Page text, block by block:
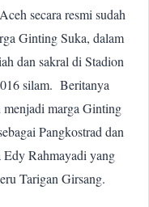
secara resmi sudah
Ginting Suka, dalam
dan sakral di Stadion
silam. Beritanya
menjadi marga Ginting
Pangkostrad dan
Rahmayadi yang
Tarigan Girsang.